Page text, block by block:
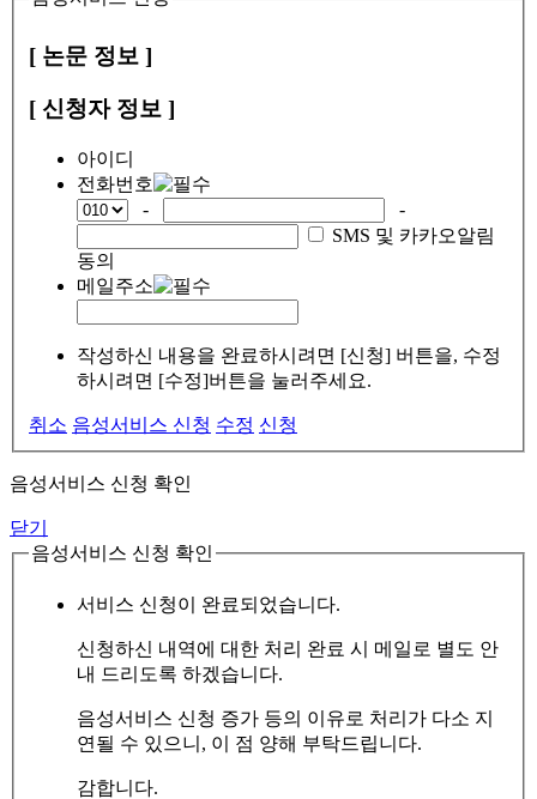
[ 논문 정보 ]
[ 신청자 정보 ]
아이디
전화번호
-
-
SMS 및 카카오알림
동의
메일주소
작성하신 내용을 완료하시려면 [신청] 버튼을, 수정
하시려면 [수정]버튼을 눌러주세요.
취소 음성서비스 신청 수정 신청
음성서비스 신청 확인
닫기
음성서비스 신청 확인
서비스 신청이 완료되었습니다.
신청하신 내역에 대한 처리 완료 시 메일로 별도 안
내 드리도록 하겠습니다.
음성서비스 신청 증가 등의 이유로 처리가 다소 지
연될 수 있으니, 이 점 양해 부탁드립니다.
감합니다.